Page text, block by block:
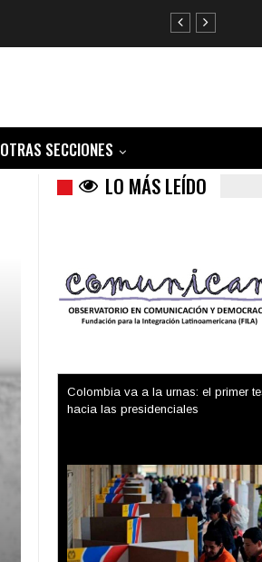
OTRAS SECCIONES
LO MÁS LEÍDO
Trump y las drogas: la viga en los